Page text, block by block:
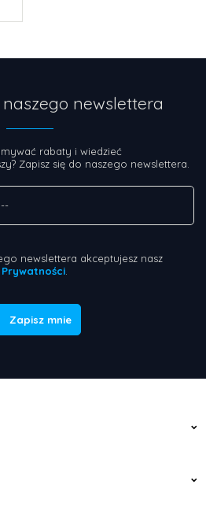
newslettera
rabaty i wiedzieć
Zapisz się do naszego newslettera.
newslettera akceptujesz nasz
.
Zapisz mnie